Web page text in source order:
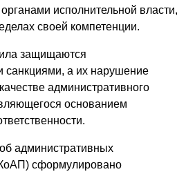
исполнительной власти,
своей компетенции.
защищаются
санкциями, а их нарушение
административного
основанием
административных
сформулировано